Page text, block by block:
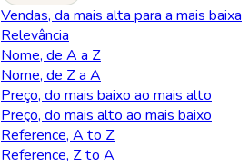
Vendas, da mais alta para a mais baixa
Relevância
Nome, de A a Z
Nome, de Z a A
Preço, do mais baixo ao mais alto
Preço, do mais alto ao mais baixo
Reference, A to Z
Reference, Z to A